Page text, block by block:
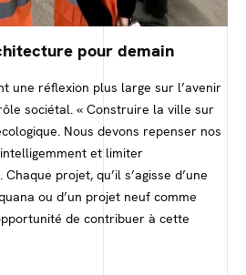
pour demain
une réflexion plus large sur l’avenir
sociétal. « Construire la ville sur
Nous devons repenser nos
et limiter
projet, qu’il s’agisse d’une
ou d’un projet neuf comme
de contribuer à cette